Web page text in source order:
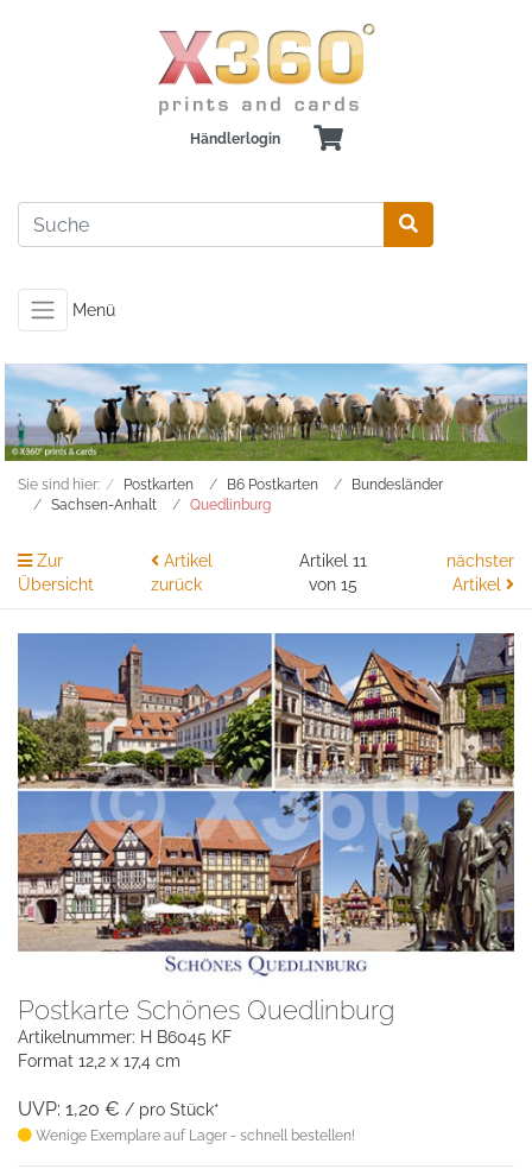
Händlerlogin
Menü
Sie sind hier: Postkarten B6 Postkarten
Bundesländer
Sachsen-Anhalt
Quedlinburg
Zur
Übersicht
Artikel
zurück
Artikel 11
von 15
nächster
Artikel
Postkarte Schönes Quedlinburg
Artikelnummer: H B6045 KF
Format 12,2 x 17,4 cm
UVP: 1,20 € / pro Stück*
Wenige Exemplare auf Lager - schnell bestellen!